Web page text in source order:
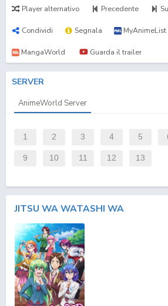
Player alternativo Precedente
Condividi Segnala MyAnimeList
MangaWorld Guarda il trailer
SERVER
AnimeWorld Server
1 2 3 4 5
9 10 11 12 13
JITSU WA WATASHI WA